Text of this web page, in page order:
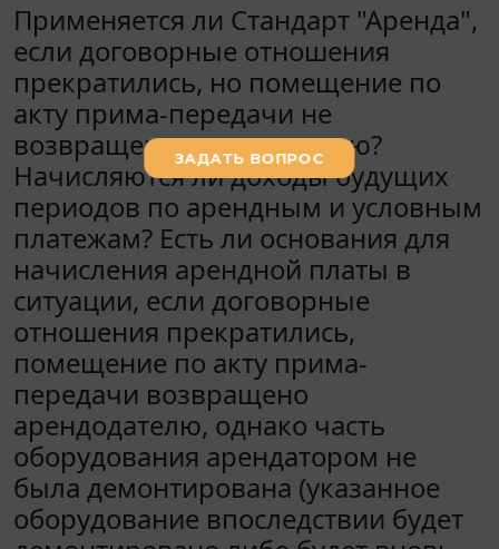
Применяется ли Стандарт "Аренда",
если договорные отношения
прекратились, но помещение по
акту прима-передачи не
возвращено арендодателю?
Начисляются ли доходы будущих
периодов по арендным и условным
платежам? Есть ли основания для
начисления арендной платы в
ситуации, если договорные
отношения прекратились,
помещение по акту прима-
передачи возвращено
арендодателю, однако часть
оборудования арендатором не
была демонтирована (указанное
оборудование впоследствии будет